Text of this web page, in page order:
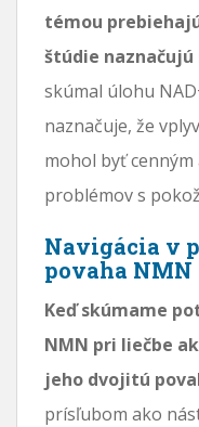
témou
štúdie naznačujú
skúmal úlohu
naznačuje, že
mohol byť
problémov s
Navigácia v
povaha NMN
Keď skúmame
NMN pri liečbe
jeho dvojitú
prísľubom ako